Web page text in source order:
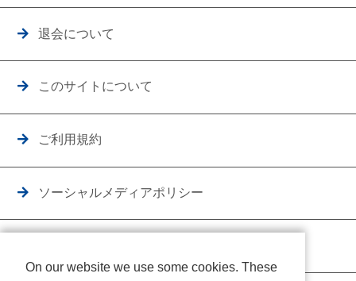
退会について
このサイトについて
ご利用規約
ソーシャルメディアポリシー
On our website we use some cookies. These